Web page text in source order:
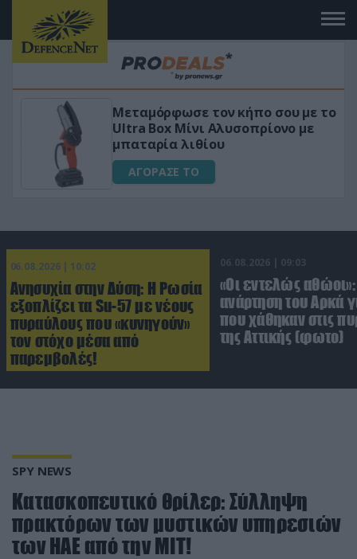
Μεταμόρφωσε τον κήπο σου με το
Ultra Box Μίνι Αλυσοπρίονο με
μπαταρία λιθίου
ΑΓΟΡΑΣΕ ΤΟ
06.08.2026 | 10:02
Ανησυχία στην Δύση: H Ρωσία
εξοπλίζει τα Su-57 με νέους
πυραύλους που «κυνηγούν»
τον στόχο μέσα από
παρεμβολές!
06.08.2026 | 09:03
«Οι εντελώς
ανάρτηση του Αρκά
που χάθηκαν στις
της Αττικής (φωτο)
SPY NEWS
Kατασκοπευτικό θρίλερ: Σύλληψη
πρακτόρων των μυστικών υπηρεσιών
των ΗΑΕ από την ΜΙΤ!